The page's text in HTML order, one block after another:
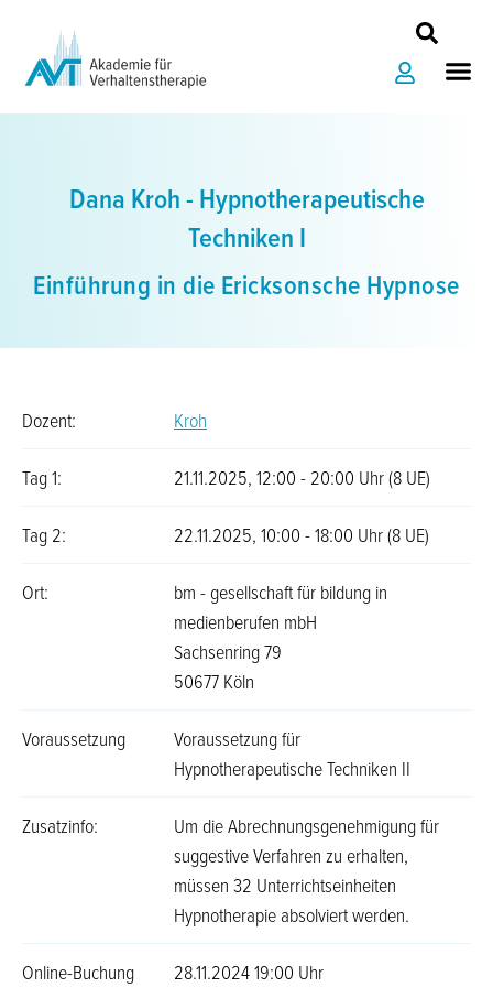
springen
Dana Kroh - Hypnotherapeutische
Techniken I
Einführung in die Ericksonsche Hypnose
Dozent: Kroh
Tag 1: 21.11.2025, 12:00 - 20:00 Uhr (8 UE)
Tag 2: 22.11.2025, 10:00 - 18:00 Uhr (8 UE)
Ort:
bm - gesellschaft für bildung in
medienberufen mbH
Sachsenring 79
50677 Köln
Voraussetzung
Voraussetzung für
Hypnotherapeutische Techniken II
Zusatzinfo:
Um die Abrechnungsgenehmigung für
suggestive Verfahren zu erhalten,
müssen 32 Unterrichtseinheiten
Hypnotherapie absolviert werden.
Online-Buchung
28.11.2024 19:00 Uhr